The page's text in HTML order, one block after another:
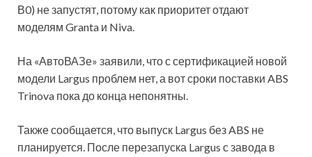
В0) не запустят, потому как приоритет отдают
моделям Granta и Niva.
На «АвтоВАЗе» заявили, что с сертификацией новой
модели Largus проблем нет, а вот сроки поставки ABS
Trinova пока до конца непонятны.
Также сообщается, что выпуск Largus без ABS не
планируется. После перезапуска Largus с завода в